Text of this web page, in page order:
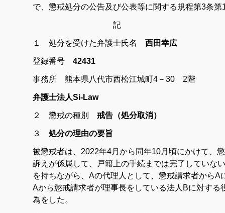
で、懲戒処分の公告及び公表等に関する規程第3条第
記
１ 処分を受けた弁護士氏名 西田幸広
登録番号 42431
事務所 熊本県八代市西松江城町4－30 2階
弁護士法人Si-Law
２ 懲戒の種別 戒告（処分取消）
３ 処分の理由の要旨
被懲戒者は、2022年4月から同年10月頃にかけて、
訴えが係属して、戸籍上の手続までは完了していな
を持ちながら、Aの代理人として、懲戒請求者から
Aから懲戒請求者が理事長をしている法人Bに対する
為をした。